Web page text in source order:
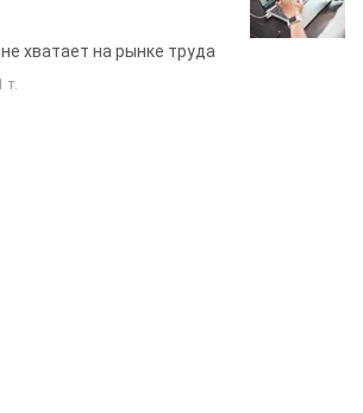
хватает на рынке труда
т.